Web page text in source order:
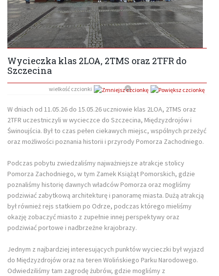
Wycieczka klas 2LOA, 2TMS oraz 2TFR do
Szczecina
wielkość czcionki
W dniach od 11.05.26 do 15.05.26 uczniowie klas 2LOA, 2TMS oraz
2TFR uczestniczyli w wycieczce do Szczecina, Międzyzdrojów i
Świnoujścia. Był to czas pełen ciekawych miejsc, wspólnych przeżyć
oraz możliwości poznania historii i przyrody Pomorza Zachodniego.
Podczas pobytu zwiedzaliśmy najważniejsze atrakcje stolicy
Pomorza Zachodniego, w tym Zamek Książąt Pomorskich, gdzie
poznaliśmy historię dawnych władców Pomorza oraz mogliśmy
podziwiać zabytkową architekturę i panoramę miasta. Dużą atrakcją
był również rejs statkiem po Odrze, podczas którego mieliśmy
okazję zobaczyć miasto z zupełnie innej perspektywy oraz
podziwiać portowe i nadbrzeżne krajobrazy.
Jednym z najbardziej interesujących punktów wycieczki był wyjazd
do Międzyzdrojów oraz na teren Wolińskiego Parku Narodowego.
Odwiedziliśmy tam zagrodę żubrów, gdzie mogliśmy z